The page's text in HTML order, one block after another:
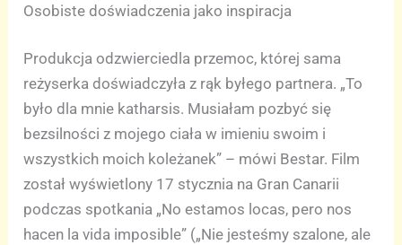
Osobiste doświadczenia jako inspiracja
Produkcja odzwierciedla przemoc, której sama
reżyserka doświadczyła z rąk byłego partnera. „To
było dla mnie katharsis. Musiałam pozbyć się
bezsilności z mojego ciała w imieniu swoim i
wszystkich moich koleżanek” – mówi Bestar. Film
został wyświetlony 17 stycznia na Gran Canarii
podczas spotkania „No estamos locas, pero nos
hacen la vida imposible” („Nie jesteśmy szalone, ale